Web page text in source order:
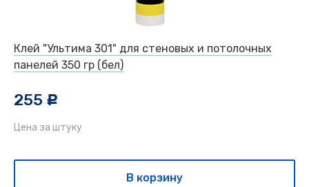
Клей "Ультима 301" для стеновых и потолочных
панелей 350 гр (бел)
255 c
Цена за штуку
В корзину